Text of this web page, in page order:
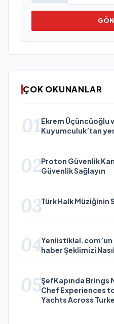
ÇOK OKUNANLAR
01 Ekrem Üçüncüoğlu
Kuyumculuk’tan
02Proton Güvenlik
Güvenlik Sağlayın
03Türk Halk Müziğinin
04Yeniistiklal.com’un
haber Şeklimizi
05ŞefKapında
Chef Experiences
Yachts Across